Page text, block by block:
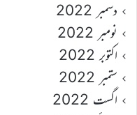
دسمبر 2022
نومبر 2022
اکتوبر 2022
ستمبر 2022
اگست 2022